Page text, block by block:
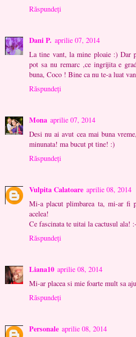
Răspundeți
Dani P. aprilie 07, 2014
La tine vant, la mine ploaie :) Dar
pot sa nu remarc ,ce ingrijita e
buna, Coco ! Bine ca nu te-a luat
Răspundeți
Mona aprilie 07, 2014
Desi nu ai avut cea mai buna
minunata! ma bucut pt tine! :)
Răspundeți
Vulpita Calatoare aprilie 08, 2014
Mi-a placut plimbarea ta, mi-ar fi
acelea!
Ce fascinata te uitai la cactusul ala!
Răspundeți
Liana10 aprilie 08, 2014
Mi-ar placea si mie foarte mult sa
Răspundeți
Personale aprilie 08, 2014